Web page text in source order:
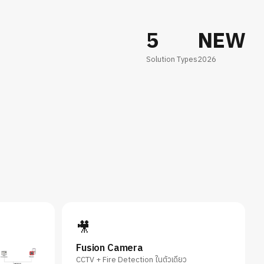
5
Solution Types
NEW
2026
🎥
Fusion Camera
CCTV + Fire Detection ในตัวเดียว